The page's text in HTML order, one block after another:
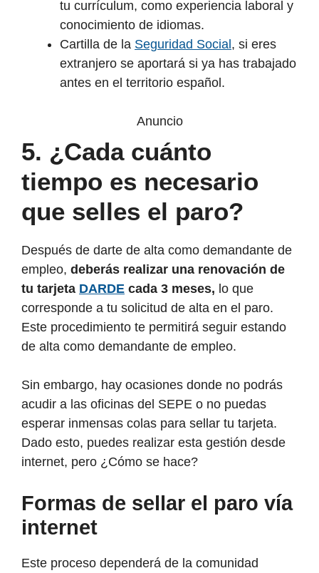
tu currículum, como experiencia laboral y
conocimiento de idiomas.
Cartilla de la Seguridad Social , si eres
extranjero se aportará si ya has trabajado
antes en el territorio español.
Anuncio
5. ¿Cada cuánto
tiempo es necesario
que selles el paro?
Después de darte de alta como demandante de
empleo, deberás realizar una renovación de
tu tarjeta DARDE cada 3 meses, lo que
corresponde a tu solicitud de alta en el paro.
Este procedimiento te permitirá seguir estando
de alta como demandante de empleo.
Sin embargo, hay ocasiones donde no podrás
acudir a las oficinas del SEPE o no puedas
esperar inmensas colas para sellar tu tarjeta.
Dado esto, puedes realizar esta gestión desde
internet, pero ¿Cómo se hace?
Formas de sellar el paro vía
internet
Este proceso dependerá de la comunidad